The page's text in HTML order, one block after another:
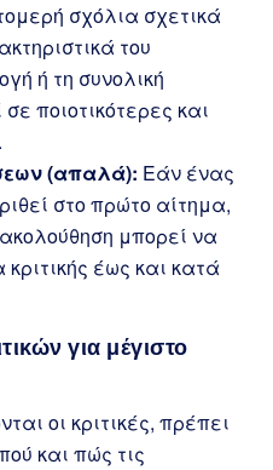
σχόλια σχετικά
του
ή τη συνολική
ποιοτικότερες και
(απαλά): Εάν ένας
στο πρώτο αίτημα,
μπορεί να
έως και κατά
για μέγιστο
οι κριτικές, πρέπει
και πώς τις